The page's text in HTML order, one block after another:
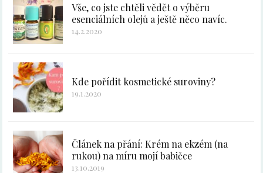
Vše, co jste chtěli vědět o výběru
esenciálních olejů a ještě něco navíc.
14.2.2020
Kde pořídit kosmetické suroviny?
19.1.2020
Článek na přání: Krém na ekzém (na
rukou) na míru mojí babičce
13.10.2019